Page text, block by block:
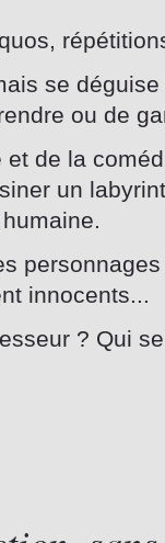
se
ou de
de la
un
innocents...
? Qui